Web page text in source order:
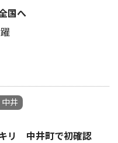
国へ
中井
リ 中井町で初確認